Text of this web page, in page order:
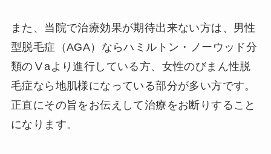
また、当院で治療効果が期待出来ない方は、男性
型脱毛症（AGA）ならハミルトン・ノーウッド分
類のⅤaより進行している方、女性のびまん性脱
毛症なら地肌様になっている部分が多い方です。
正直にその旨をお伝えして治療をお断りすること
になります。